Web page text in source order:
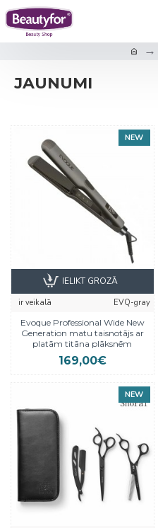
JAUNUMI
NEW
ir veikalā
EVQ-gray
Evoque Professional Wide New
Generation matu taisnotājs ar
platām titāna plāksnēm
169,00€
IELIKT GROZĀ
NEW